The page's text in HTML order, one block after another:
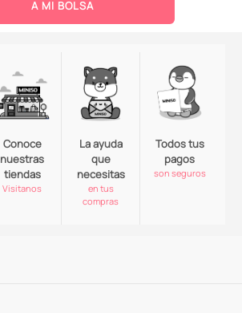
A MI BOLSA
Conoce
nuestras
tiendas
Visitanos
La ayuda
que
necesitas
en tus
compras
Todos tus
pagos
son seguros